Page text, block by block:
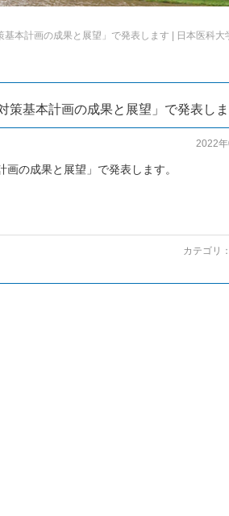
本計画の成果と展望」で発表します | 日本医科大
基本計画の成果と展望」で発表し
2022
の成果と展望」で発表します。
カテゴリ：